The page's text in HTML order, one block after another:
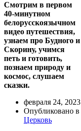
Смотрим в первом
40-минутном
белорусскоязычном
видео путешествия,
узнаем про Будного и
Скорину, учимся
петь и готовить,
познаем природу и
космос, слушаем
сказки.
февраля 24, 2023
Опубликовано в
Церковь